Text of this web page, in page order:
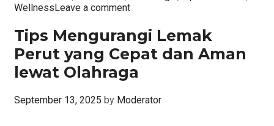
WellnessLeave a comment
Tips Mengurangi Lemak
Perut yang Cepat dan Aman
lewat Olahraga
September 13, 2025 by Moderator